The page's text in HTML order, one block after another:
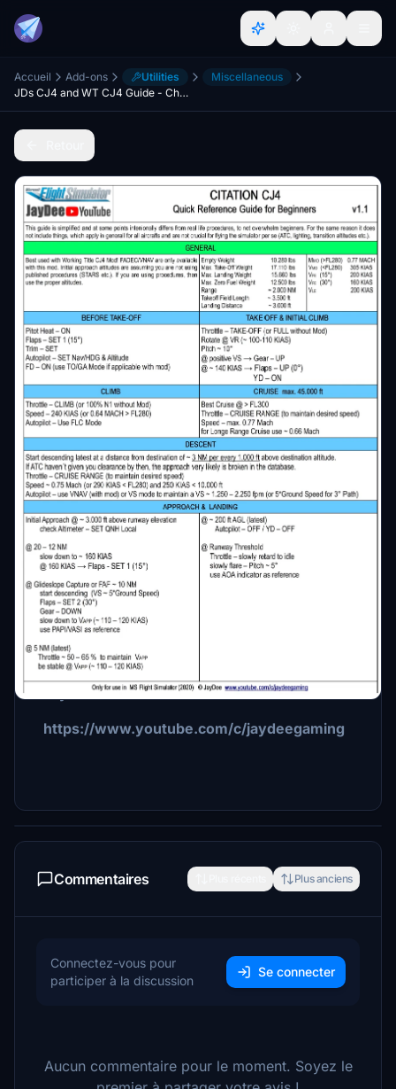
Accueil Add-ons Utilities
Miscellaneous
JDs CJ4 and WT CJ4 Guide - Checklist/Procedures/FMS
Description
New Versio 1.0
A Guide for the Citation CJ4
This a printable guide including checklists,
procedures and MCDU steps.
Kind Regards
JayDee
https://www.youtube.com/c/jaydeegaming
Commentaires Plus anciens
Connectez-vous pour
participer à la discussion
Se connecter
Aucun commentaire pour le moment. Soyez le